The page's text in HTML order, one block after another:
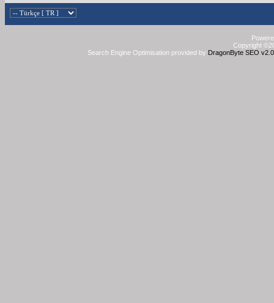
Copyright
Search Engine Optimisation provided by DragonByte SEO